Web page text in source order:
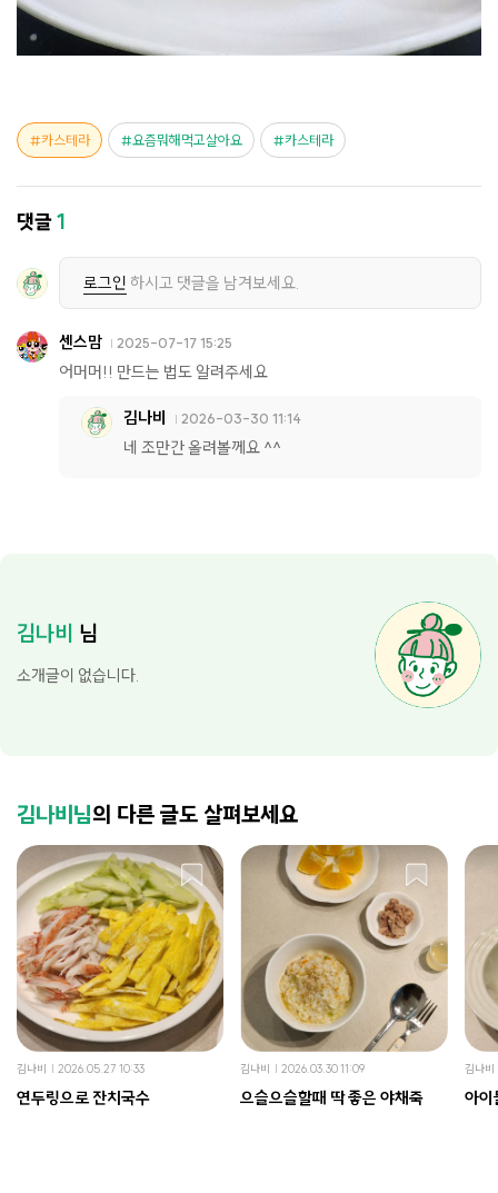
카스테라 요즘뭐해먹고살아요 카스테라
댓글1
로그인 하시고 댓글을 남겨보세요.
센스맘 2025-07-17 15:25
어머머!! 만드는 법도 알려주세요
김나비 2026-03-30 11:14
네 조만간 올려볼께요 ^^
김나비 님
소개글이 없습니다.
김나비님의 다른 글도 살펴보세요
김나비 2026.05.27 10:33
연두링으로 잔치국수
김나비 2026.03.30 11:09
으슬으슬할때 딱 좋은 야채죽
김나비
아이